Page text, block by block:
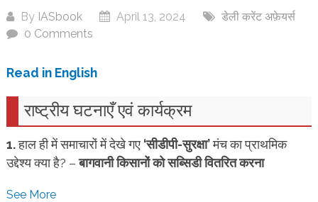
By IASbook April 13, 2024
डेली करेंट अफ़ेयर्स
0 Comments
Read in English
राष्ट्रीय घटनाएँ एवं कार्यक्रम
1.हाल ही में समाचारों में देखे गए ‘सीडीपी-सुरक्षा’मंच का प्राथमिक
उद्देश्य क्या है? –बागवानी किसानों को सब्सिडी वितरित करना
See More